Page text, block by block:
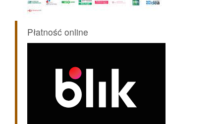
Płatność online